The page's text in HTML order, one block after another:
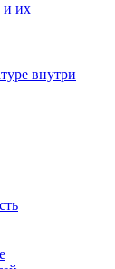
и их
внутри